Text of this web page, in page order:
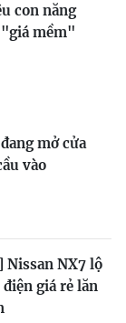
con năng
mềm"
mở cửa
vào
Nissan NX7 lộ
giá rẻ lăn